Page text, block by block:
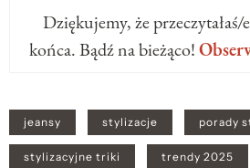
Dziękujemy, że przeczytałaś/
końca. Bądź na bieżąco!
jeansy stylizacje porady
stylizacyjne triki trendy 2025